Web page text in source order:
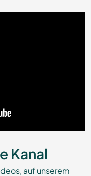
Kanal
auf unserem